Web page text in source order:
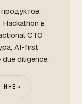
в
CTO
AI-first
due diligence.
МНЕ→